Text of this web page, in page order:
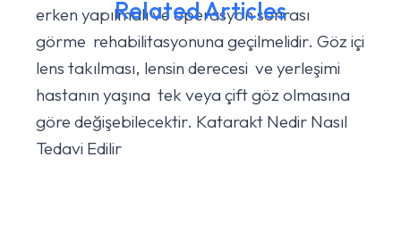
erken yapılmalı ve operasyon sonrası
görme rehabilitasyonuna geçilmelidir. Göz içi
lens takılması, lensin derecesi ve yerleşimi
hastanın yaşına tek veya çift göz olmasına
göre değişebilecektir. Katarakt Nedir Nasıl
Tedavi Edilir
Related Articles